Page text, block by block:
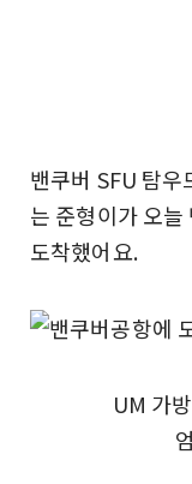
밴쿠버 SFU 탐
는 준형이가 오
도착했어요.
UM 가